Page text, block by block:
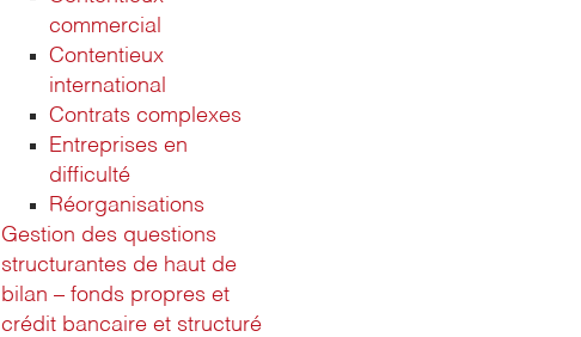
commercial
Contentieux
international
Contrats complexes
Entreprises en
difficulté
Réorganisations
Gestion des questions
structurantes de haut de
bilan – fonds propres et
crédit bancaire et structuré